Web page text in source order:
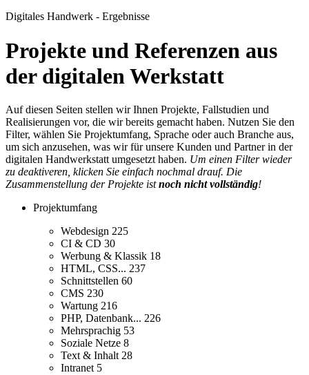
Digitales Handwerk - Ergebnisse
Projekte und Referenzen aus
der digitalen Werkstatt
Auf diesen Seiten stellen wir Ihnen Projekte, Fallstudien und
Realisierungen vor, die wir bereits gemacht haben. Nutzen Sie den
Filter, wählen Sie Projektumfang, Sprache oder auch Branche aus,
um sich anzusehen, was wir für unsere Kunden und Partner in der
digitalen Handwerkstatt umgesetzt haben. Um einen Filter wieder
zu deaktiveren, klicken Sie einfach nochmal drauf. Die
Zusammenstellung der Projekte istnoch nicht vollständig!
Projektumfang
Webdesign 225
CI & CD 30
Werbung & Klassik 18
HTML, CSS... 237
Schnittstellen 60
CMS 230
Wartung 216
PHP, Datenbank... 226
Mehrsprachig 53
Soziale Netze 8
Text & Inhalt 28
Intranet 5